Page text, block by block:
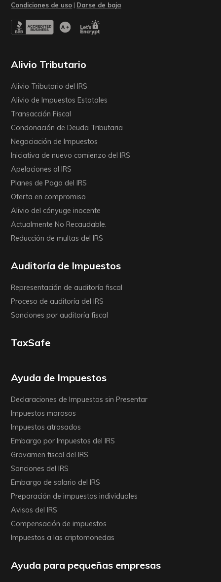
Condiciones de uso | Darse de baja
Alivio Tributario
Alivio Tributario del IRS
Alivio de Impuestos Estatales
Transacción Fiscal
Condonación de Deuda Tributaria
Negociación de Impuestos
Iniciativa de nuevo comienzo del IRS
Apelaciones al IRS
Planes de Pago del IRS
Oferta en compromiso
Alivio del cónyuge inocente
Actualmente No Recaudable.
Reducción de multas del IRS
Auditoría de Impuestos
Representación de auditoría fiscal
Proceso de auditoría del IRS
Sanciones por auditoría fiscal
TaxSafe
Ayuda de Impuestos
Declaraciones de Impuestos sin Presentar
Impuestos morosos
Impuestos atrasados
Embargo por Impuestos del IRS
Gravamen fiscal del IRS
Sanciones del IRS
Embargo de salario del IRS
Preparación de impuestos individuales
Avisos del IRS
Compensación de impuestos
Impuestos a las criptomonedas
Ayuda para pequeñas empresas